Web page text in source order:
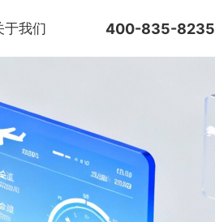
于我们 400-835-8235